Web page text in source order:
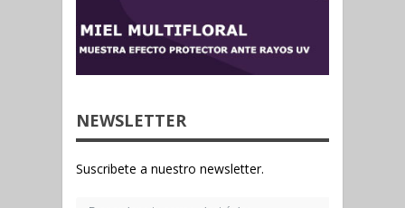
NEWSLETTER
Suscribete a nuestro newsletter.